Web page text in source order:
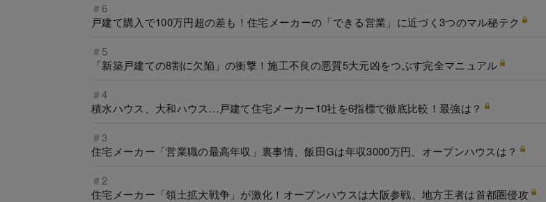
＃6
戸建て購入で100万円超の差も！住宅メーカーの「できる営業」に近づく3つのマル秘テク
＃5
「新築戸建ての8割に欠陥」の衝撃！施工不良の悪質5大元凶をつぶす完全マニュアル
＃4
積水ハウス、大和ハウス…戸建て住宅メーカー10社を6指標で徹底比較！最強は？
＃3
住宅メーカー「営業職の最高年収」裏事情、飯田Gは年収3000万円、オープンハウスは？
＃2
住宅メーカー「領土拡大戦争」が激化！オープンハウスは大阪参戦、地方王者は首都圏侵攻